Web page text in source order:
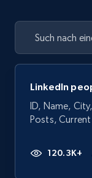
LinkedIn
ID, Name,
Posts,
120.3K+